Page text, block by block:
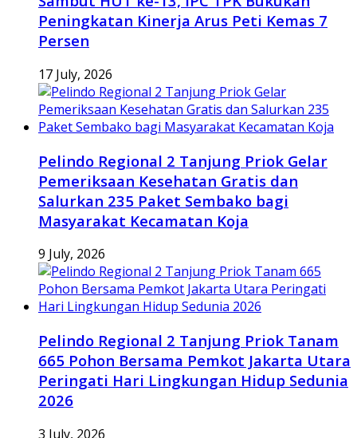
Peningkatan Kinerja Arus Peti Kemas 7
Persen
17 July, 2026
Pelindo Regional 2 Tanjung Priok Gelar
Pemeriksaan Kesehatan Gratis dan
Salurkan 235 Paket Sembako bagi
Masyarakat Kecamatan Koja
9 July, 2026
Pelindo Regional 2 Tanjung Priok Tanam
665 Pohon Bersama Pemkot Jakarta Utara
Peringati Hari Lingkungan Hidup Sedunia
2026
3 July, 2026